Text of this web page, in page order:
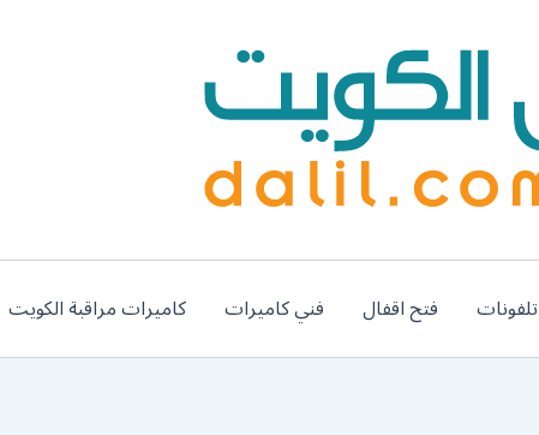
فتح اقفال فني كاميرات كاميرات مراقبة الكويت